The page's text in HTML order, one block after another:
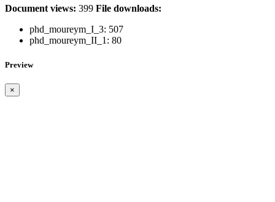
Document views: 399 File downloads:
phd_moureym_I_3: 507
phd_moureym_II_1: 80
Preview
×